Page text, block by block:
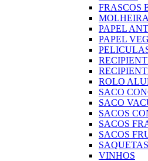
FRASCOS
PAPEL
PAPEL
ROLO
SACO
SACO
SACOS
SACOS
SACOS
VINHOS